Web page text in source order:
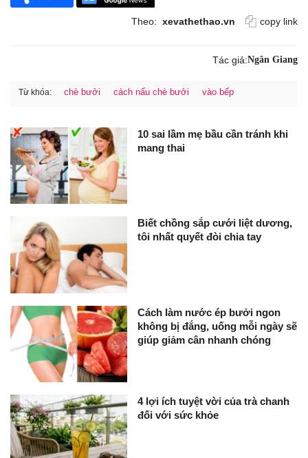
Theo: xevathethao.vn copy link
Tác giả:Ngân Giang
Từ khóa: chè bưởi cách nấu chè bưởi vào bếp
10 sai lầm mẹ bầu cần tránh khi
mang thai
Biết chồng sắp cưới liệt dương,
tôi nhất quyết đòi chia tay
Cách làm nước ép bưởi ngon
không bị đắng, uống mỗi ngày sẽ
giúp giảm cân nhanh chóng
4 lợi ích tuyệt vời của trà chanh
đối với sức khỏe